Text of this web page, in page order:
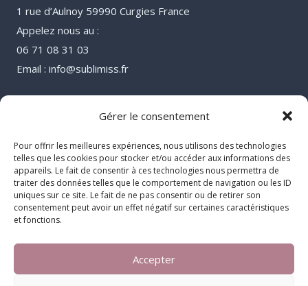
Gérer le consentement
Pour offrir les meilleures expériences, nous utilisons des technologies
telles que les cookies pour stocker et/ou accéder aux informations des
appareils. Le fait de consentir à ces technologies nous permettra de
traiter des données telles que le comportement de navigation ou les ID
uniques sur ce site. Le fait de ne pas consentir ou de retirer son
consentement peut avoir un effet négatif sur certaines caractéristiques
et fonctions.
Accepter
1 rue d’Aulnoy 59990 Curgies France
Appelez nous au :
06 71 08 31 03
Email : info@sublimiss.fr